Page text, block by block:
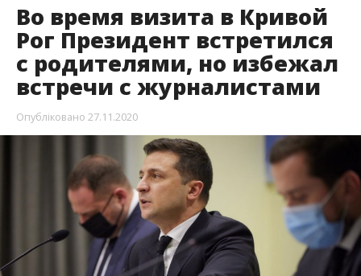
Во время визита в Кривой
Рог Президент встретился
с родителями, но избежал
встречи с журналистами
Опубліковано 27.11.2020